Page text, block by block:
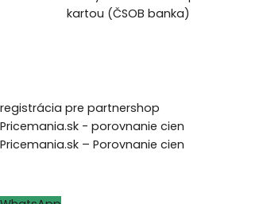
kartou (ČSOB banka)
registrácia pre partnershop
Pricemania.sk - porovnanie cien
Pricemania.sk – Porovnanie cien